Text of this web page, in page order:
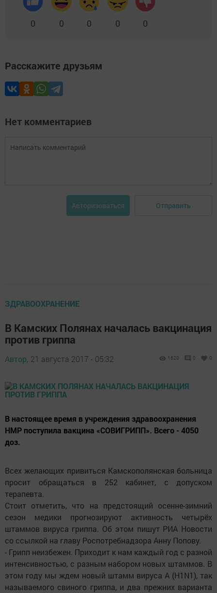
0 0 0 0 0
Расскажите друзьям
Нет комментариев
Авторизоваться Отправить
ЗДРАВООХРАНЕНИЕ
В Камских Полянах началась вакцинация
против гриппа
Автор, 21 августа 2017 - 05:32 1620 0 0
В настоящее время в учреждения здравоохранения
НМР поступила вакцина «СОВИГРИПП». Всего - 4050
доз.
Всех желающих привиться Камскополянская больница
просит обращаться в 252 кабинет, с допуском
терапевта.
Стоит отметить, что на предстоящий осенне-зимний
сезон медики прогнозируют активность четырёх
штаммов вируса гриппа. Об этом пишут РИА Новости
со ссылкой на главу Роспотребнадзора Анну Попову.
- Грипп неизбежен. Приходит к нам каждый год с разной
интенсивностью, с разным набором новых штаммов. В
этом году мы ждем новый штамм вируса A (H1N1), так
называемого свиного гриппа, и два прежних варианта